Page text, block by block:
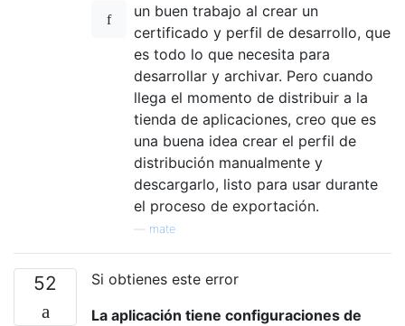
un buen trabajo al crear un
certificado y perfil de desarrollo, que
es todo lo que necesita para
desarrollar y archivar. Pero cuando
llega el momento de distribuir a la
tienda de aplicaciones, creo que es
una buena idea crear el perfil de
distribución manualmente y
descargarlo, listo para usar durante
el proceso de exportación.
mate
52
Si obtienes este error
La aplicación tiene configuraciones de